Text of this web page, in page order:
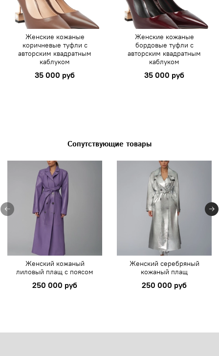
Женские кожаные
коричневые туфли с
авторским квадратным
каблуком
35 000 руб
Женские кожаные
бордовые туфли с
авторским квадратным
каблуком
35 000 руб
Сопутствующие товары
Женский кожаный
лиловый плащ с поясом
250 000 руб
Женский серебряный
кожаный плащ
250 000 руб